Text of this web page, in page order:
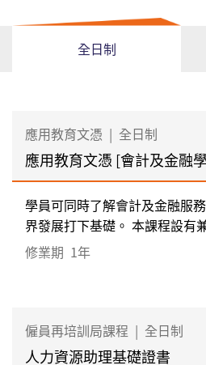
全日制
應用教育文憑 | 全日制
應用教育文憑 [會計及金融
學員可同時了解會計及金融服
界發展打下基礎。 本課程設有
修業期 1年
僱員再培訓局課程 | 全日制
人力資源助理基礎證書